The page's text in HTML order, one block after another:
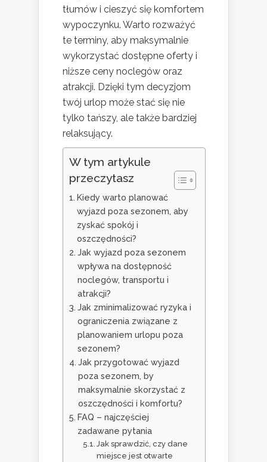
tłumów i cieszyć się komfortem
wypoczynku. Warto rozważyć
te terminy, aby maksymalnie
wykorzystać dostępne oferty i
niższe ceny noclegów oraz
atrakcji. Dzięki tym decyzjom
twój urlop może stać się nie
tylko tańszy, ale także bardziej
relaksujący.
W tym artykule
przeczytasz
Kiedy warto planować
wyjazd poza sezonem, aby
zyskać spokój i
oszczędności?
Jak wyjazd poza sezonem
wpływa na dostępność
noclegów, transportu i
atrakcji?
Jak zminimalizować ryzyka i
ograniczenia związane z
planowaniem urlopu poza
sezonem?
Jak przygotować wyjazd
poza sezonem, by
maksymalnie skorzystać z
oszczędności i komfortu?
FAQ – najczęściej
zadawane pytania
Jak sprawdzić, czy dane
miejsce jest otwarte